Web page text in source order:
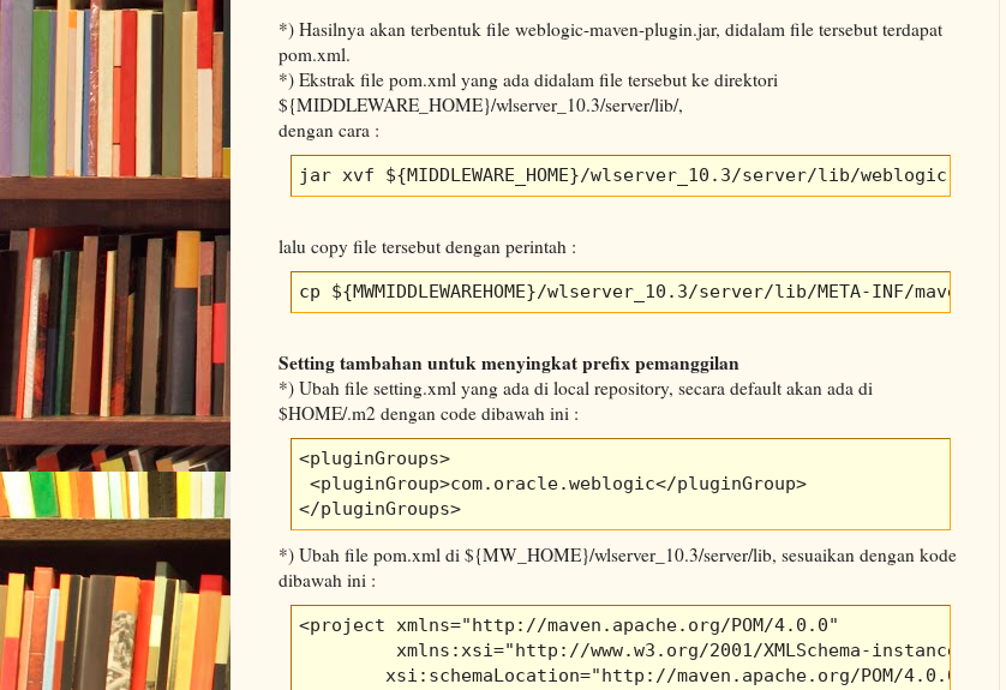
*) Hasilnya akan terbentuk file weblogic-maven-plugin.jar, didalam file tersebut terdapat
pom.xml.
*) Ekstrak file pom.xml yang ada didalam file tersebut ke direktori
${MIDDLEWARE_HOME}/wlserver_10.3/server/lib/,
dengan cara :
jar xvf ${MIDDLEWARE_HOME}/wlserver_10.3/server/lib/weblogic-
lalu copy file tersebut dengan perintah :
cp ${MWMIDDLEWAREHOME}/wlserver_10.3/server/lib/META-INF/
Setting tambahan untuk menyingkat prefix pemanggilan
*) Ubah file setting.xml yang ada di local repository, secara default akan ada di
$HOME/.m2 dengan code dibawah ini :
<pluginGroups>
<pluginGroup>com.oracle.weblogic</pluginGroup>
</pluginGroups>
*) Ubah file pom.xml di ${MW_HOME}/wlserver_10.3/server/lib, sesuaikan dengan kode
dibawah ini :
<project xmlns="http://maven.apache.org/POM/4.0.0"
         xmlns:xsi="http://www.w3.org/2001/XMLSchema-instance"
        xsi:schemaLocation="http://maven.apache.org/POM/4.0.0